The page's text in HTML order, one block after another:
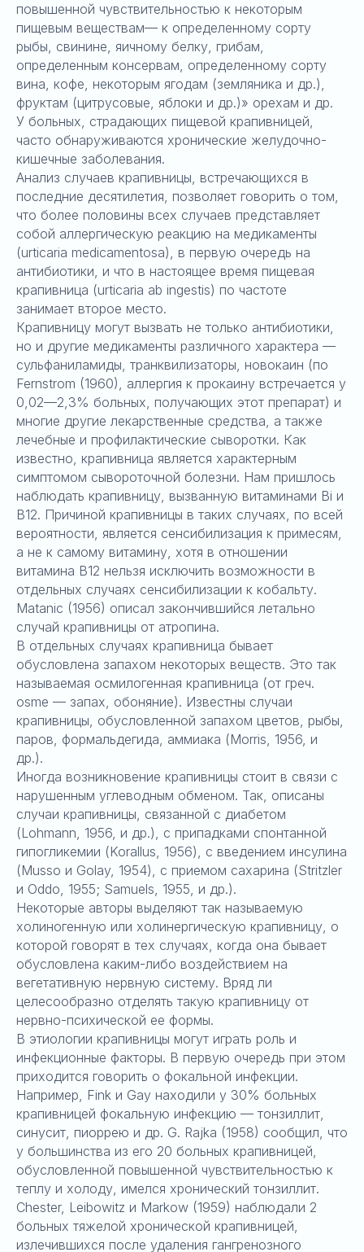
повышенной чувствительностью к некоторым
пищевым веществам— к определенному сорту
рыбы, свинине, яичному белку, грибам,
определенным консервам, определенному сорту
вина, кофе, некоторым ягодам (земляника и др.),
фруктам (цитрусовые, яблоки и др.)» орехам и др.
У больных, страдающих пищевой крапивницей,
часто обнаруживаются хронические желудочно-
кишечные заболевания.
Анализ случаев крапивницы, встречающихся в
последние десятилетия, позволяет говорить о том,
что более половины всех случаев представляет
собой аллергическую реакцию на медикаменты
(urticaria medicamentosa), в первую очередь на
антибиотики, и что в настоящее время пищевая
крапивница (urticaria ab ingestis) по частоте
занимает второе место.
Крапивницу могут вызвать не только антибиотики,
но и другие медикаменты различного характера —
сульфаниламиды, транквилизаторы, новокаин (по
Fernstrom (1960), аллергия к прокаину встречается у
0,02—2,3% больных, получающих этот препарат) и
многие другие лекарственные средства, а также
лечебные и профилактические сыворотки. Как
известно, крапивница является характерным
симптомом сывороточной болезни. Нам пришлось
наблюдать крапивницу, вызванную витаминами Bi и
В12. Причиной крапивницы в таких случаях, по всей
вероятности, является сенсибилизация к примесям,
а не к самому витамину, хотя в отношении
витамина В12 нельзя исключить возможности в
отдельных случаях сенсибилизации к кобальту.
Matanic (1956) описал закончившийся летально
случай крапивницы от атропина.
В отдельных случаях крапивница бывает
обусловлена запахом некоторых веществ. Это так
называемая осмилогенная крапивница (от греч.
osme — запах, обоняние). Известны случаи
крапивницы, обусловленной запахом цветов, рыбы,
паров, формальдегида, аммиака (Morris, 1956, и
др.).
Иногда возникновение крапивницы стоит в связи с
нарушенным углеводным обменом. Так, описаны
случаи крапивницы, связанной с диабетом
(Lohmann, 1956, и др.), с припадками спонтанной
гипогликемии (Korallus, 1956), с введением инсулина
(Musso и Golay, 1954), с приемом сахарина (Stritzler
и Oddo, 1955; Samuels, 1955, и др.).
Некоторые авторы выделяют так называемую
холиногенную или холинергическую крапивницу, о
которой говорят в тех случаях, когда она бывает
обусловлена каким-либо воздействием на
вегетативную нервную систему. Вряд ли
целесообразно отделять такую крапивницу от
нервно-психической ее формы.
В этиологии крапивницы могут играть роль и
инфекционные факторы. В первую очередь при этом
приходится говорить о фокальной инфекции.
Например, Fink и Gay находили у 30% больных
крапивницей фокальную инфекцию — тонзиллит,
синусит, пиоррею и др. G. Rajka (1958) сообщил, что
у большинства из его 20 больных крапивницей,
обусловленной повышенной чувствительностью к
теплу и холоду, имелся хронический тонзиллит.
Chester, Leibowitz и Markow (1959) наблюдали 2
больных тяжелой хронической крапивницей,
излечившихся после удаления гангренозного